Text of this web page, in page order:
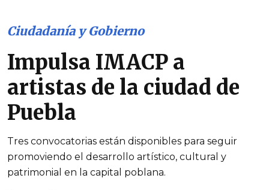
Ciudadanía y Gobierno
Impulsa IMACP a
artistas de la ciudad de
Puebla
Tres convocatorias están disponibles para seguir
promoviendo el desarrollo artístico, cultural y
patrimonial en la capital poblana.